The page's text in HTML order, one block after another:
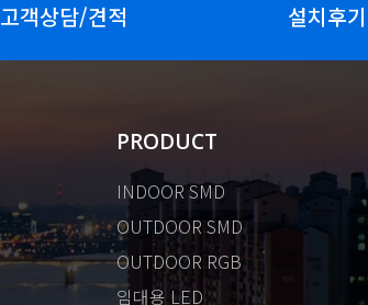
고객상담/견적 설치후기
PRODUCT
INDOOR SMD
OUTDOOR SMD
OUTDOOR RGB
임대용 LED